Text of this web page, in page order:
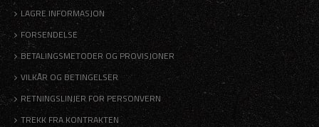
LAGRE INFORMASJON
FORSENDELSE
BETALINGSMETODER OG PROVISJONER
VILKÅR OG BETINGELSER
RETNINGSLINJER FOR PERSONVERN
TREKK FRA KONTRAKTEN